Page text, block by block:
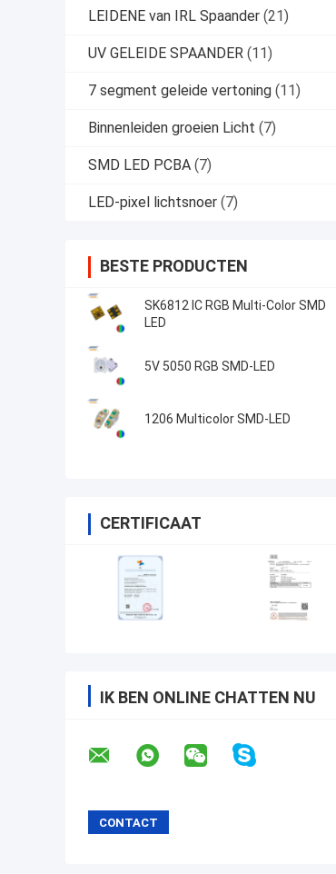
LEIDENE van IRL Spaander (21)
UV GELEIDE SPAANDER (11)
7 segment geleide vertoning (11)
Binnenleiden groeien Licht (7)
SMD LED PCBA (7)
LED-pixel lichtsnoer (7)
BESTE PRODUCTEN
SK6812 IC RGB Multi-Color SMD
LED
5V 5050 RGB SMD-LED
1206 Multicolor SMD-LED
CERTIFICAAT
IK BEN ONLINE CHATTEN NU